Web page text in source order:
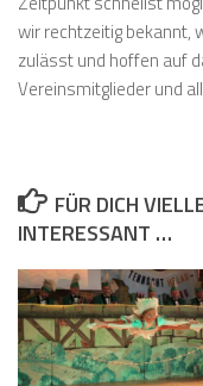
wir rechtzeitig bekannt,
zulässt und hoffen auf
Vereinsmitglieder und
FÜR DICH
INTERESSANT …